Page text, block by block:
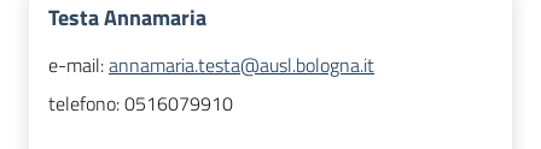
Testa Annamaria
e-mail:annamaria.testa@ausl.bologna.it
telefono:0516079910